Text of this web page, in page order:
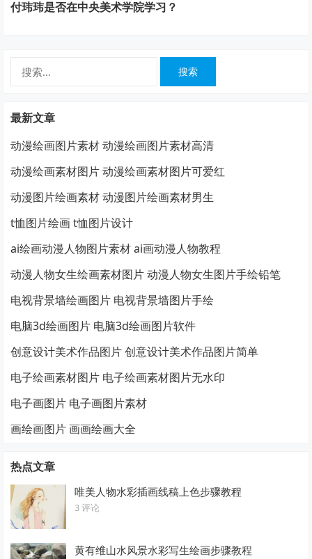
付玮玮是否在中央美术学院学习？
最新文章
动漫绘画图片素材 动漫绘画图片素材高清
动漫绘画素材图片 动漫绘画素材图片可爱红
动漫图片绘画素材 动漫图片绘画素材男生
t恤图片绘画 t恤图片设计
ai绘画动漫人物图片素材 ai画动漫人物教程
动漫人物女生绘画素材图片 动漫人物女生图片手绘铅笔
电视背景墙绘画图片 电视背景墙图片手绘
电脑3d绘画图片 电脑3d绘画图片软件
创意设计美术作品图片 创意设计美术作品图片简单
电子绘画素材图片 电子绘画素材图片无水印
电子画图片 电子画图片素材
画绘画图片 画画绘画大全
热点文章
唯美人物水彩插画线稿上色步骤教程
3 评论
黄有维山水风景水彩写生绘画步骤教程